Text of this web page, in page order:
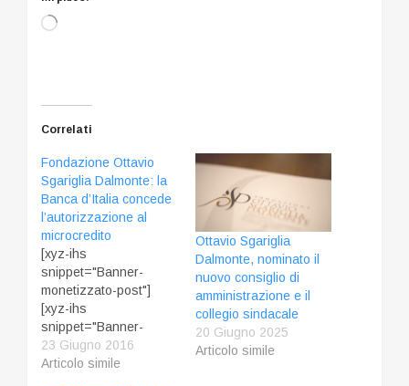
Caricamento
Correlati
Fondazione Ottavio
Sgariglia Dalmonte: la
Banca d’Italia concede
l’autorizzazione al
microcredito
[xyz-ihs
snippet="Banner-
monetizzato-post"]
[xyz-ihs
snippet="Banner-
monetizzato-mobile-
alto"] La Finanziaria
23 Giugno 2016
Articolo simile
Ottavio Sgariglia
Dalmonte, nominato il
nuovo consiglio di
amministrazione e il
collegio sindacale
20 Giugno 2025
Articolo simile